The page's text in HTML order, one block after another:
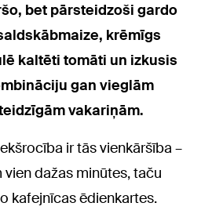
bet pārsteidzoši gardo
krēmīgs
kaltēti tomāti un izkusis
gan vieglām
vakariņām.
ir tās vienkāršība –
dažas minūtes, taču
kafejnīcas ēdienkartes.